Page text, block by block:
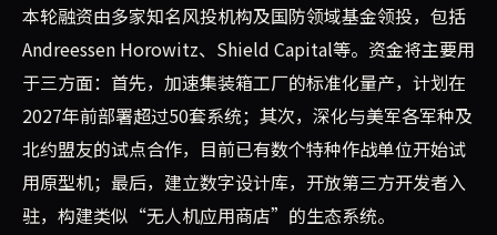
本轮融资由多家知名风投机构及国防领域基金领投，包括
Andreessen Horowitz、Shield Capital等。资金将主要用
于三方面：首先，加速集装箱工厂的标准化量产，计划在
2027年前部署超过50套系统；其次，深化与美军各军种及
北约盟友的试点合作，目前已有数个特种作战单位开始试
用原型机；最后，建立数字设计库，开放第三方开发者入
驻，构建类似“无人机应用商店”的生态系统。